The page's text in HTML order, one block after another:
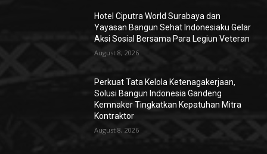
Hotel Ciputra World Surabaya dan
Yayasan Bangun Sehat Indonesiaku Gelar
Aksi Sosial Bersama Para Legiun Veteran
August 8, 2026
Perkuat Tata Kelola Ketenagakerjaan,
Solusi Bangun Indonesia Gandeng
Kemnaker Tingkatkan Kepatuhan Mitra
Kontraktor
August 8, 2026